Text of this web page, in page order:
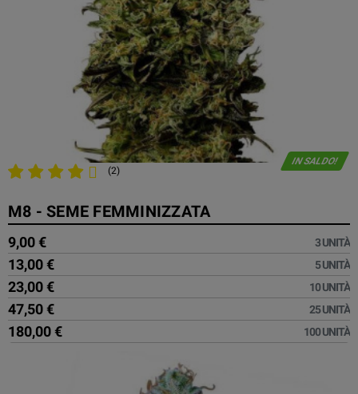
IN SALDO!
(2)
M8 - SEME FEMMINIZZATA
9,00 € 3 UNITÀ
13,00 € 5 UNITÀ
23,00 € 10 UNITÀ
47,50 € 25 UNITÀ
180,00 € 100 UNITÀ